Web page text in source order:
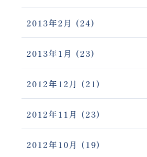
2013年2月 (24)
2013年1月 (23)
2012年12月 (21)
2012年11月 (23)
2012年10月 (19)